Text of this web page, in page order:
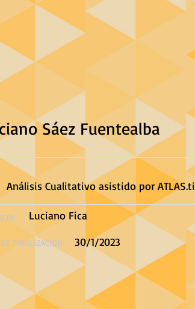
Sáez Fuentealba
Análisis Cualitativo asistido por ATLAS.ti
Luciano Fica
FINALIZACIÓN: 30/1/2023